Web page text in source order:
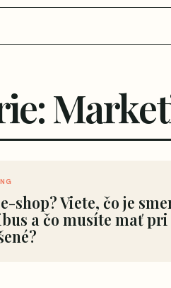
shop? Viete, čo je
a čo musíte mať pri